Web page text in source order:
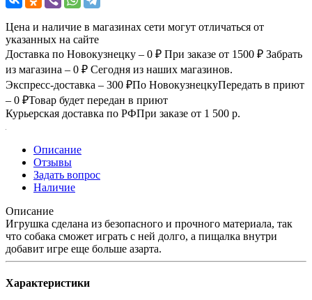
Цена и наличие в магазинах сети могут отличаться от
указанных на сайте
Доставка по Новокузнецку – 0 ₽ При заказе от 1500 ₽ Забрать
из магазина – 0 ₽ Сегодня из наших магазинов.
Экспресс-доставка – 300 ₽По НовокузнецкуПередать в приют
– 0 ₽Товар будет передан в приют
Курьерская доставка по РФПри заказе от 1 500 р.
Описание
Отзывы
Задать вопрос
Наличие
Описание
Игрушка сделана из безопасного и прочного материала, так
что собака сможет играть с ней долго, а пищалка внутри
добавит игре еще больше азарта.
Характеристики